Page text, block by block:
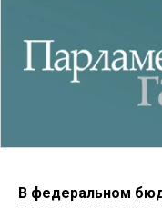
В федеральном